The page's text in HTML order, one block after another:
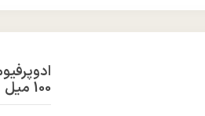
100 میل